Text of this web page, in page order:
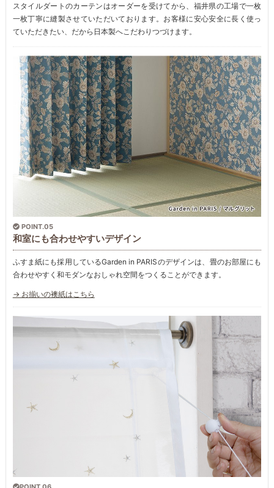
スタイルダートのカーテンはオーダーを受けてから、福井県の工場で一枚
一枚丁寧に縫製させていただいております。お客様に安心安全に長く使っ
ていただきたい、だから日本製へこだわりつづけます。
POINT.05
和室にも合わせやすいデザイン
ふすま紙にも採用しているGarden in PARISのデザインは、畳のお部屋にも
合わせやすく和モダンなおしゃれ空間をつくることができます。
→ お揃いの襖紙はこちら